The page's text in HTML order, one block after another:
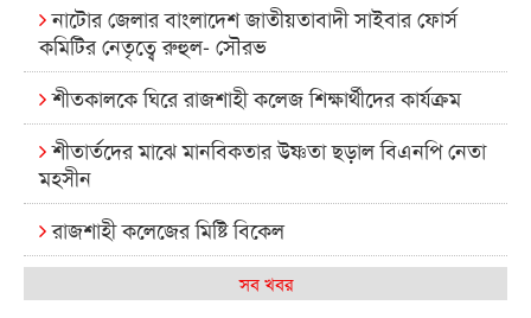
নাটোর জেলার বাংলাদেশ জাতীয়তাবাদী সাইবার ফোর্স
কমিটির নেতৃত্বে রুহুল- সৌরভ
শীতকালকে ঘিরে রাজশাহী কলেজ শিক্ষার্থীদের কার্যক্রম
শীতার্তদের মাঝে মানবিকতার উষ্ণতা ছড়াল বিএনপি নেতা
মহসীন
রাজশাহী কলেজের মিষ্টি বিকেল
কেমন আছে আমাদের দেশের মধ্যবিত্তরা
সব খবর